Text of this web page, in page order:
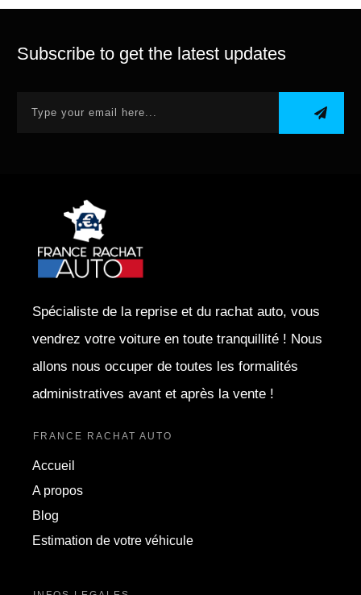
Subscribe to get the latest updates
Spécialiste de la reprise et du rachat auto, vous
vendrez votre voiture en toute tranquillité ! Nous
allons nous occuper de toutes les formalités
administratives avant et après la vente !
FRANCE RACHAT AUTO
Accueil
A propos
Blog
Estimation de votre véhicule